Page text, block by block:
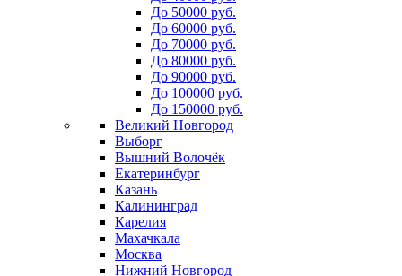
До 50000 руб.
До 60000 руб.
До 70000 руб.
До 80000 руб.
До 90000 руб.
До 100000 руб.
До 150000 руб.
Великий Новгород
Выборг
Вышний Волочёк
Екатеринбург
Казань
Калининград
Карелия
Махачкала
Москва
Нижний Новгород